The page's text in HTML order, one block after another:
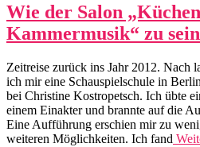
Wie der Salon
Kammermusik“ zu
Zeitreise zurück ins Jahr 2012. Nach
ich mir eine Schauspielschule in
bei Christine Kostropetsch. Ich übte
einem Einakter und brannte auf die
Eine Aufführung erschien mir zu
weiteren Möglichkeiten. Ich fand